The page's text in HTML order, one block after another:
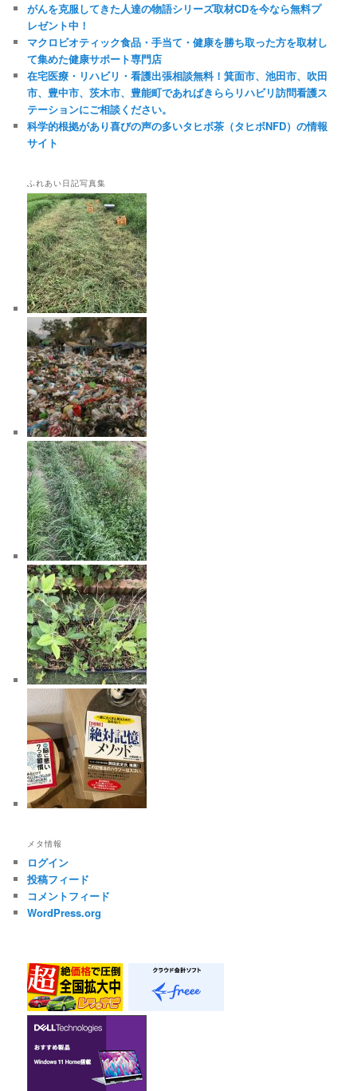
がんを克服してきた人達の物語シリーズ取材CDを今なら無料プ
レゼント中！
マクロビオティック食品・手当て・健康を勝ち取った方を取材し
て集めた健康サポート専門店
在宅医療・リハビリ・看護出張相談無料！箕面市、池田市、吹田
市、豊中市、茨木市、豊能町であればきららリハビリ訪問看護ス
テーションにご相談ください。
科学的根拠があり喜びの声の多いタヒボ茶（タヒボNFD）の情報
サイト
ふれあい日記写真集
メタ情報
ログイン
投稿フィード
コメントフィード
WordPress.org